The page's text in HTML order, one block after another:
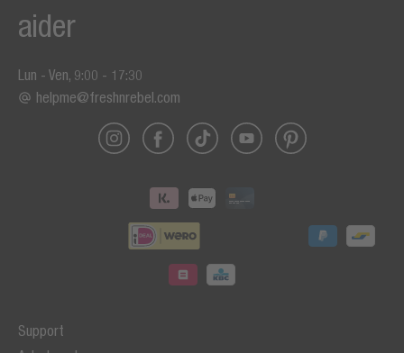
Support
aider
Lun - Ven, 9:00 - 17:30
helpme@freshnrebel.com